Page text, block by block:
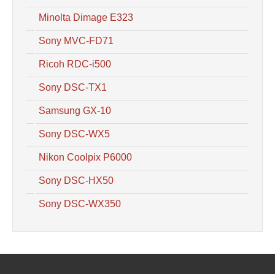
Minolta Dimage E323
Sony MVC-FD71
Ricoh RDC-i500
Sony DSC-TX1
Samsung GX-10
Sony DSC-WX5
Nikon Coolpix P6000
Sony DSC-HX50
Sony DSC-WX350